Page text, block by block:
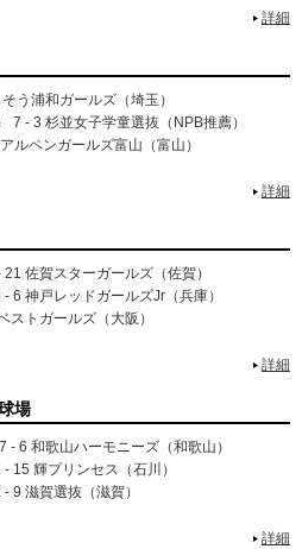
詳細
う浦和ガールズ（埼玉）
7 - 3 杉並女子学童選抜（NPB推薦）
ルペンガールズ富山（富山）
詳細
佐賀スターガールズ（佐賀）
6 神戸レッドガールズJr（兵庫）
ストガールズ（大阪）
詳細
場
6 和歌山ハーモニーズ（和歌山）
15 輝プリンセス（石川）
9 滋賀選抜（滋賀）
詳細